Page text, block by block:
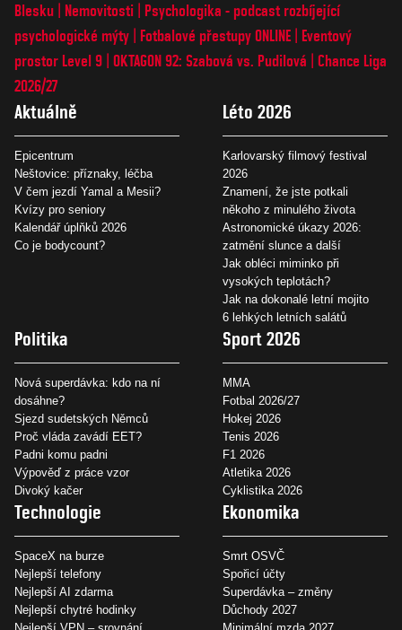
Blesku
Nemovitosti
Psychologika - podcast rozbíjející
psychologické mýty
Fotbalové přestupy ONLINE
Eventový
prostor Level 9 OKTAGON 92: Szabová vs. Pudilová
Chance Liga
2026/27
Aktuálně
Epicentrum
Neštovice: příznaky, léčba
V čem jezdí Yamal a Mesii?
Kvízy pro seniory
Kalendář úplňků 2026
Co je bodycount?
Léto 2026
Karlovarský filmový festival
2026
Znamení, že jste potkali
někoho z minulého života
Astronomické úkazy 2026:
zatmění slunce a další
Jak obléci miminko při
vysokých teplotách?
Jak na dokonalé letní mojito
6 lehkých letních salátů
Politika
Nová superdávka: kdo na ní
dosáhne?
Sjezd sudetských Němců
Proč vláda zavádí EET?
Padni komu padni
Výpověď z práce vzor
Divoký kačer
Sport 2026
MMA
Fotbal 2026/27
Hokej 2026
Tenis 2026
F1 2026
Atletika 2026
Cyklistika 2026
Technologie
SpaceX na burze
Nejlepší telefony
Nejlepší AI zdarma
Nejlepší chytré hodinky
Ekonomika
Smrt OSVČ
Spořicí účty
Superdávka – změny
Důchody 2027